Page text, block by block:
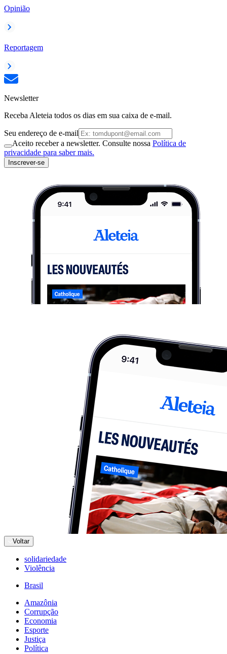
Opinião
Reportagem
Newsletter
Receba Aleteia todos os dias em sua caixa de e-mail.
Seu endereço de e-mail
Aceito receber a newsletter. Consulte nossa Política de
privacidade para saber mais.
Inscrever-se
Voltar
solidariedade
Violência
Brasil
Amazônia
Corrupção
Economia
Esporte
Justiça
Política